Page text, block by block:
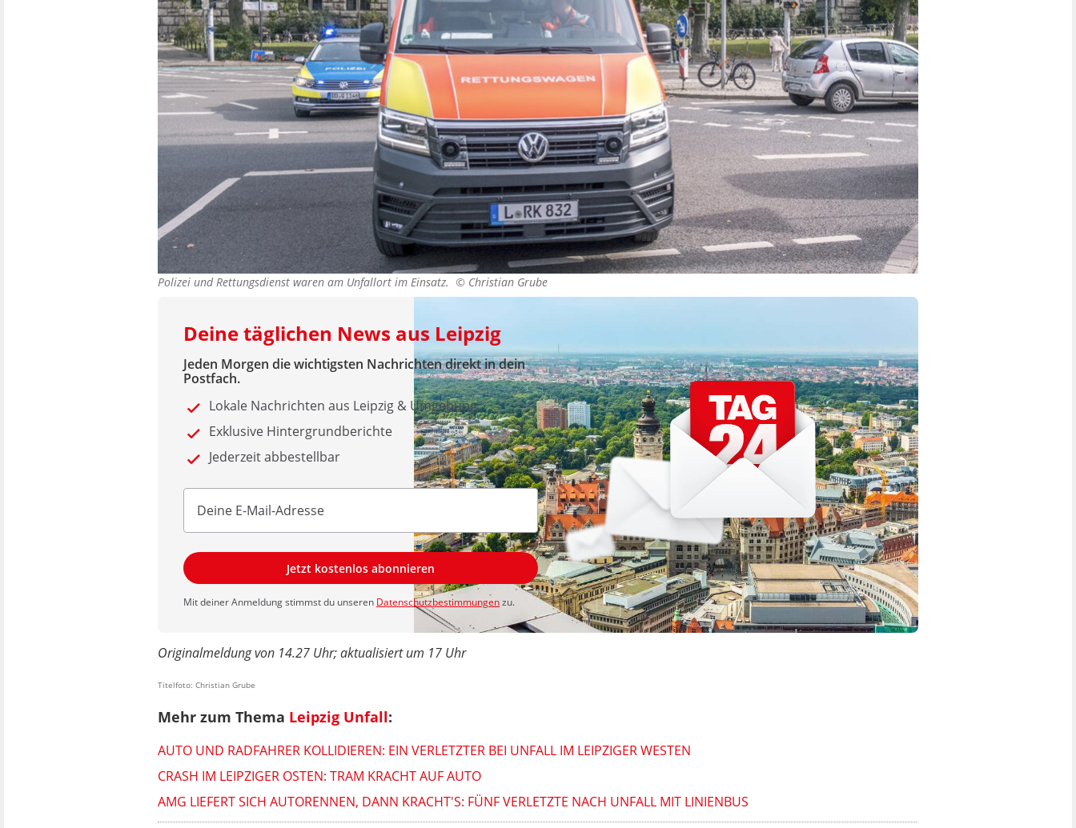
Polizei und Rettungsdienst waren am Unfallort im Einsatz. © Christian Grube
Deine täglichen News aus Leipzig
Jeden Morgen die wichtigsten Nachrichten direkt in dein
Postfach.
Lokale Nachrichten aus Leipzig & Umgebung
Exklusive Hintergrundberichte
Jederzeit abbestellbar
Jetzt kostenlos abonnieren
Mit deiner Anmeldung stimmst du unseren Datenschutzbestimmungenzu.
Originalmeldung von 14.27 Uhr; aktualisiert um 17 Uhr
Titelfoto: Christian Grube
Mehr zum Thema Leipzig Unfall:
AUTO UND RADFAHRER KOLLIDIEREN: EIN VERLETZTER BEI UNFALL IM LEIPZIGER WESTEN
CRASH IM LEIPZIGER OSTEN: TRAM KRACHT AUF AUTO
AMG LIEFERT SICH AUTORENNEN, DANN KRACHT'S: FÜNF VERLETZTE NACH UNFALL MIT LINIENBUS